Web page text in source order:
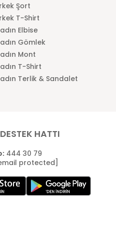
Şort
T-Shirt
Elbise
Gömlek
Mont
T-Shirt
Terlik & Sandalet
HATTI
444 30 79
protected]